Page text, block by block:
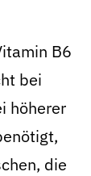
B6
bei
höherer
die